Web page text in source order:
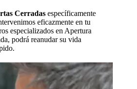
Cerradas específicamente
eficazmente en tu
especializados en Apertura
podrá reanudar su vida